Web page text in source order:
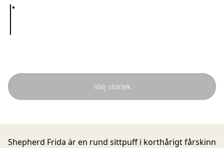
Välj storlek
Shepherd Frida är en rund sittpuff i korthårigt fårskinn